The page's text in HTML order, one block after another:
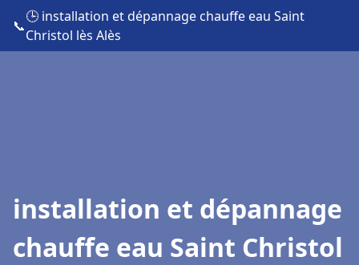
📞
🕒 installation et dépannage chauffe eau Saint
Christol lès Alès
installation et dépannage
chauffe eau Saint Christol